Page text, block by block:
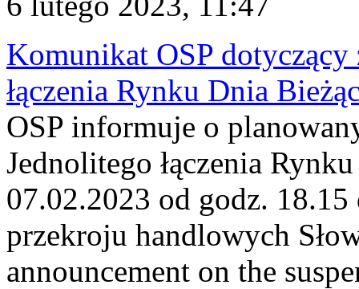
Komunikat OSP dotyczący
łączenia Rynku Dnia
OSP informuje o
Jednolitego łączenia
07.02.2023 od godz.
przekroju handlowych
announcement on the